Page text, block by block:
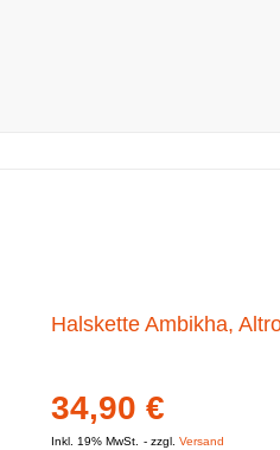
Halskette Ambikha,
34,90€
Inkl. 19% MwSt. zzgl.Versand